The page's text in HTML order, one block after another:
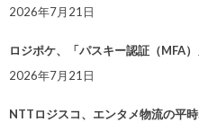
2026年7月21日
ロジポケ、「パスキー認証（MFA
2026年7月21日
NTTロジスコ、エンタメ物流の平